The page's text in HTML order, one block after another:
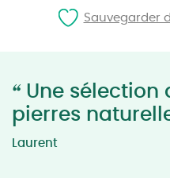
“ Une sélection
pierres
Laurent
Sauvegarder